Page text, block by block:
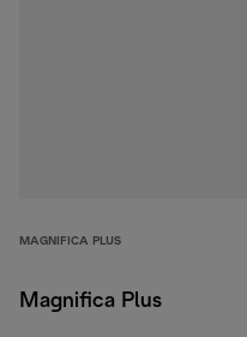
MAGNIFICA PLUS
Magnifica Plus